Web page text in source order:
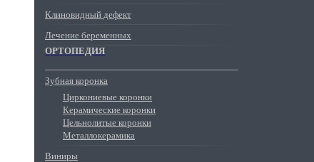
Клиновидный дефект
Лечение беременных
ОРТОПЕДИЯ
Зубная коронка
Циркониевые коронки
Керамические коронки
Цельнолитые коронки
Металлокерамика
Виниры